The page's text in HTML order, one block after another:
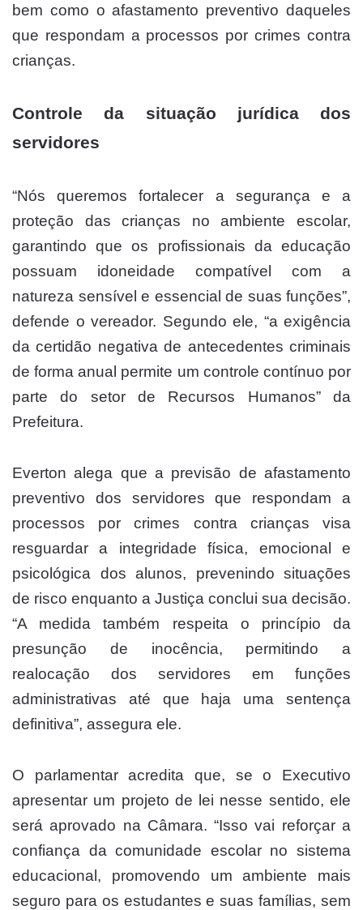
bem como o afastamento preventivo daqueles
que respondam a processos por crimes contra
crianças.
Controle da situação jurídica dos
servidores
“Nós queremos fortalecer a segurança e a
proteção das crianças no ambiente escolar,
garantindo que os profissionais da educação
possuam idoneidade compatível com a
natureza sensível e essencial de suas funções”,
defende o vereador. Segundo ele, “a exigência
da certidão negativa de antecedentes criminais
de forma anual permite um controle contínuo por
parte do setor de Recursos Humanos” da
Prefeitura.
Everton alega que a previsão de afastamento
preventivo dos servidores que respondam a
processos por crimes contra crianças visa
resguardar a integridade física, emocional e
psicológica dos alunos, prevenindo situações
de risco enquanto a Justiça conclui sua decisão.
“A medida também respeita o princípio da
presunção de inocência, permitindo a
realocação dos servidores em funções
administrativas até que haja uma sentença
definitiva”, assegura ele.
O parlamentar acredita que, se o Executivo
apresentar um projeto de lei nesse sentido, ele
será aprovado na Câmara. “Isso vai reforçar a
confiança da comunidade escolar no sistema
educacional, promovendo um ambiente mais
seguro para os estudantes e suas famílias, sem